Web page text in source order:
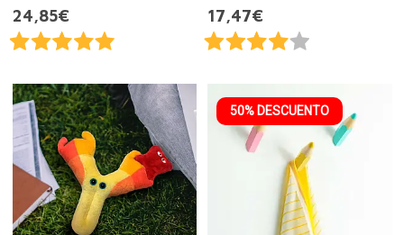
24,85€
17,47€
50% DESCUENTO